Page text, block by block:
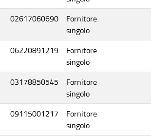
02617060690
Fornitore
singolo
06220891219
Fornitore
singolo
03178850545
Fornitore
singolo
09115001217
Fornitore
singolo